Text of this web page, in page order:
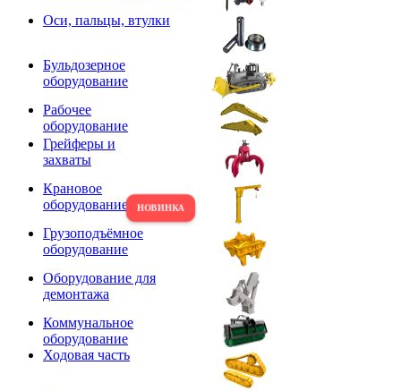
Оси, пальцы, втулки
Бульдозерное
оборудование
Рабочее
оборудование
Грейферы и
захваты
Крановое
оборудование
Грузоподъёмное
оборудование
Оборудование для
демонтажа
Коммунальное
оборудование
Ходовая часть